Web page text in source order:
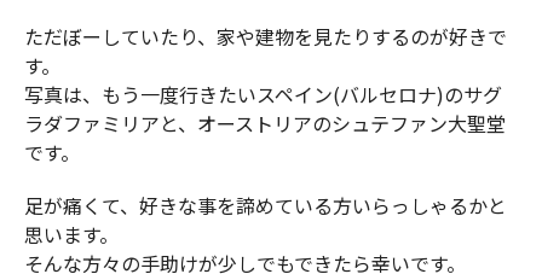
ただぼーしていたり、家や建物を見たりするのが好きで
す。
写真は、もう一度行きたいスペイン(バルセロナ)のサグ
ラダファミリアと、オーストリアのシュテファン大聖堂
です。
足が痛くて、好きな事を諦めている方いらっしゃるかと
思います。
そんな方々の手助けが少しでもできたら幸いです。